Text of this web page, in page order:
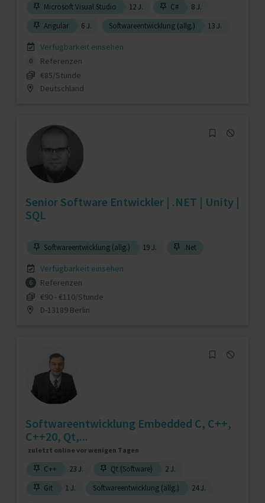
Microsoft Visual Studio 12 J. C#
8 J.
Angular
6 J. Softwareentwicklung (allg.) 13 J.
Verfügbarkeit einsehen
0
Referenzen
€85/Stunde
Deutschland
Senior Software Entwickler | .NET | Unity |
SQL
Softwareentwicklung (allg.) 19 J. .Net
Verfügbarkeit einsehen
6
Referenzen
€90 - €110/Stunde
D-13189 Berlin
Softwareentwicklung Embedded C, C++,
C++20, Qt,...
zuletzt online vor wenigen Tagen
C++ 23 J. Qt (Software)
2 J.
Git
1 J. Softwareentwicklung (allg.) 24 J.